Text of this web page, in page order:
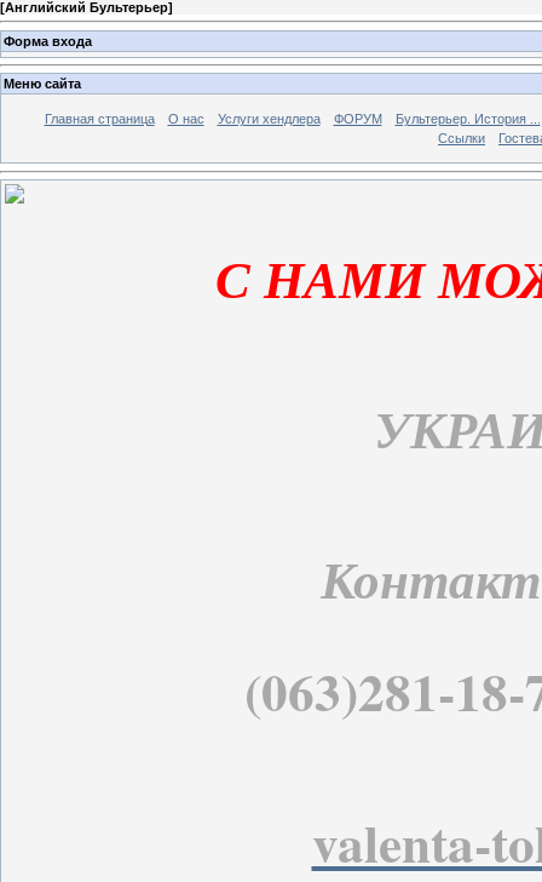
[Английский Бультерьер]
Форма входа
Меню сайта
Главная страница О нас Услуги хендлера ФОРУМ
Бультерьер. История ...
Ссылки
С НАМИ
(063)281-
valenta-